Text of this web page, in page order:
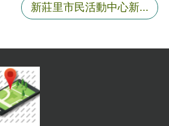
新莊里市民活動中心新...